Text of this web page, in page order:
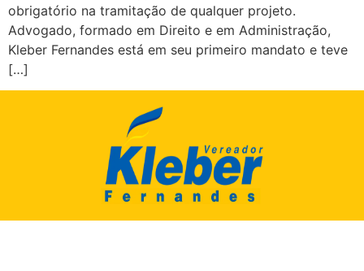
obrigatório na tramitação de qualquer projeto.
Advogado, formado em Direito e em Administração,
Kleber Fernandes está em seu primeiro mandato e teve
[…]